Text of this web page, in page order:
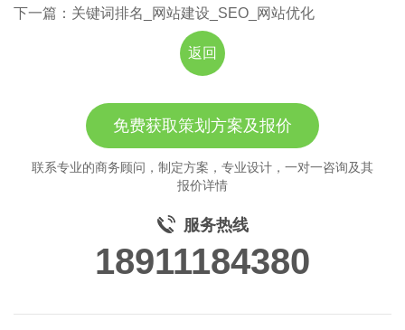
下一篇：关键词排名_网站建设_SEO_网站优化
返回
免费获取策划方案及报价
联系专业的商务顾问，制定方案，专业设计，一对一咨询及其
报价详情
服务热线
18911184380